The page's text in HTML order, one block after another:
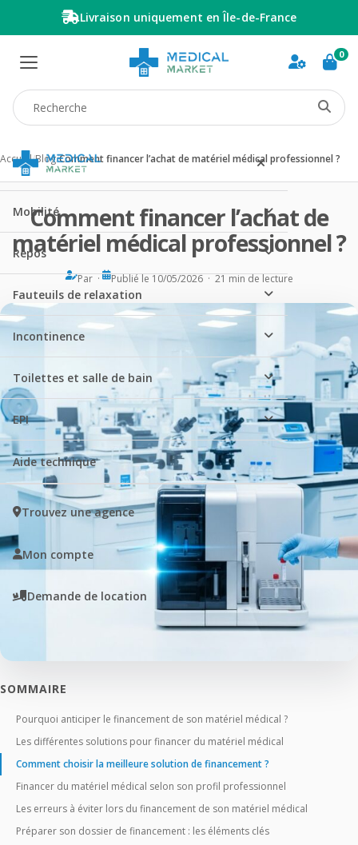
Livraison uniquement en Île-de-France
Recherche produit
0
Mobilité
Repos
Fauteuils de relaxation
Incontinence
Toilettes et salle de bain
EPI
Aide technique
Trouvez une agence
Mon compte
Demande de location
Accueil/Blog/Comment financer l’achat de matériel médical professionnel ?
Comment financer l’achat de
matériel médical professionnel ?
Par · Publié le 10/05/2026 · 21 min de lecture
SOMMAIRE
Pourquoi anticiper le financement de son matériel médical ?
Les différentes solutions pour financer du matériel médical
Comment choisir la meilleure solution de financement ?
Financer du matériel médical selon son profil professionnel
Les erreurs à éviter lors du financement de son matériel médical
Préparer son dossier de financement : les éléments clés